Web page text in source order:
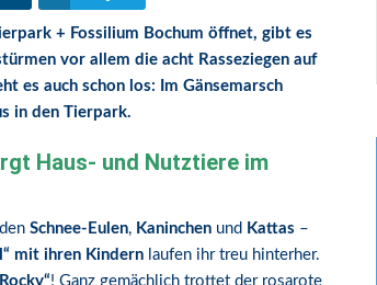
+ Fossilium Bochum öffnet, gibt es
vor allem die acht Rasseziegen auf
es auch schon los: Im Gänsemarsch
in den Tierpark.
Haus- und Nutztiere im
Schnee-Eulen, Kaninchen und Kattas –
mit ihren Kindern laufen ihr treu hinterher.
! Ganz gemächlich trottet der rosarote